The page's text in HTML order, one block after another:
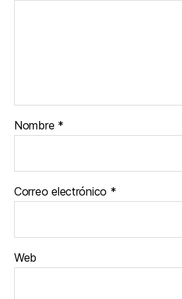
Nombre *
Correo electrónico *
Web